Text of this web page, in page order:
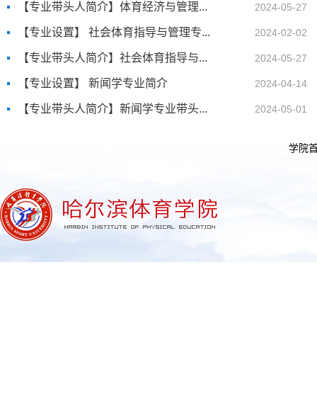
【专业带头人简介】体育经济与管理... 2024-05-27
【专业设置】 社会体育指导与管理专... 2024-02-02
【专业带头人简介】社会体育指导与... 2024-05-27
【专业设置】 新闻学专业简介 2024-04-14
【专业带头人简介】新闻学专业带头... 2024-05-01
学院